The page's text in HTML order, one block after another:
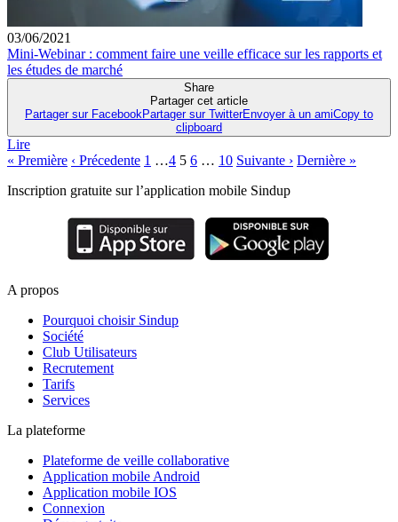
03/06/2021
Mini-Webinar : comment faire une veille efficace sur les rapports et
les études de marché
Share
Partager cet article
Partager sur Facebook Partager sur TwitterEnvoyer à un amiCopy to
clipboard
Lire
Navigation
des
« Première ‹ Précedente 1 …4 5 6 … 10 Suivante › Dernière »
Inscription gratuite sur l’application mobile Sindup
A propos
Pourquoi choisir Sindup
Société
Club Utilisateurs
Recrutement
Tarifs
Services
La plateforme
Plateforme de veille collaborative
Application mobile Android
Application mobile IOS
Connexion